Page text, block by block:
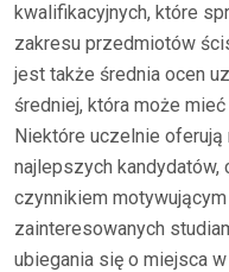
kwalifikacyjnych, które
zakresu przedmiotów
jest także średnia ocen
średniej, która może
Niektóre uczelnie
najlepszych
czynnikiem
zainteresowanych
ubiegania się o miejsca